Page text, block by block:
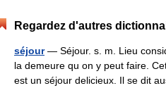
Regardez d'autres
séjour— Séjour. s. m. Lieu
la demeure qu on y peut faire.
est un séjour delicieux. Il se dit